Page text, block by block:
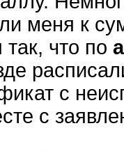
меня к
так, что по
с
с